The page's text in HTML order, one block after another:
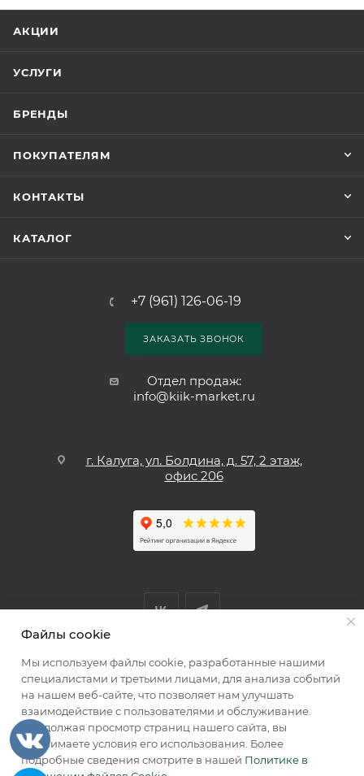
АКЦИИ
УСЛУГИ
БРЕНДЫ
ПОКУПАТЕЛЯМ
КОНТАКТЫ
КАТАЛОГ
+7 (961) 126-06-19
ЗАКАЗАТЬ ЗВОНОК
Отдел продаж:
info@kiik-market.ru
г. Калуга, ул. Болдина, д. 57, 2 этаж,
офис 206
Мы принимаем к оплате
2026 © КИИК МАРКЕТ
Файлы cookie
Мы используем файлы cookie, разработанные нашими
специалистами и третьими лицами, для анализа событий
на нашем веб-сайте, что позволяет нам улучшать
взаимодействие с пользователями и обслуживание.
Продолжая просмотр страниц нашего сайта, вы
принимаете условия его использования. Более
подробные сведения смотрите в нашей Политике в